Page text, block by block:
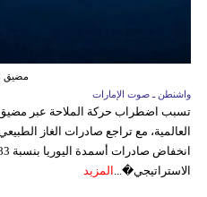
مضيق
واشنطن ـ صوت الإمارات
تسبب اضطراب حركة الملاحة عبر مضيق
الاستراتيجي�... المزيد